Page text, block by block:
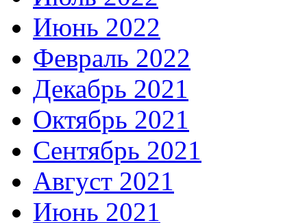
Июнь 2022
Февраль 2022
Декабрь 2021
Октябрь 2021
Сентябрь 2021
Август 2021
Июнь 2021